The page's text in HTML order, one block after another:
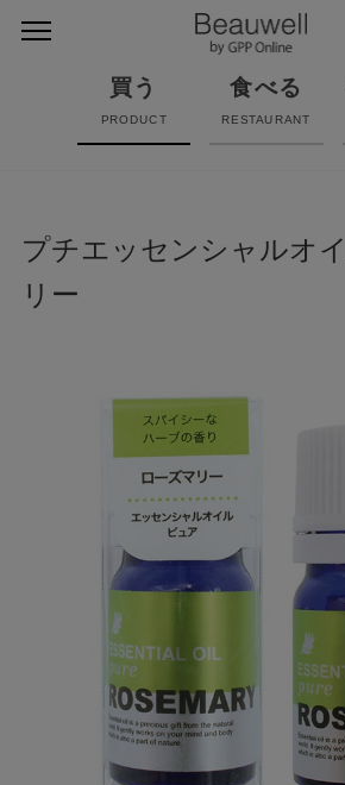
買う
PRODUCT
食べる
RESTAURANT
プチエッセンシャルオ
リー